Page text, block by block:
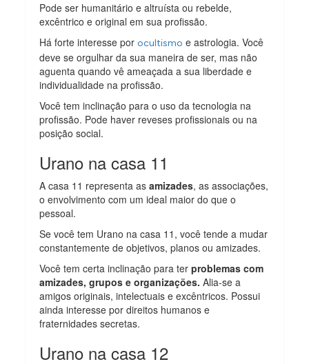
Pode ser humanitário e altruísta ou rebelde,
excêntrico e original em sua profissão.
Há forte interesse porocultismo e astrologia. Você
deve se orgulhar da sua maneira de ser, mas não
aguenta quando vê ameaçada a sua liberdade e
individualidade na profissão.
Você tem inclinação para o uso da tecnologia na
profissão. Pode haver reveses profissionais ou na
posição social.
Urano na casa 11
A casa 11 representa asamizades, as associações,
o envolvimento com um ideal maior do que o
pessoal.
Se você tem Urano na casa 11, você tende a mudar
constantemente de objetivos, planos ou amizades.
Você tem certa inclinação para terproblemas com
amizades, grupos e organizações. Alia-se a
amigos originais, intelectuais e excêntricos. Possui
ainda interesse por direitos humanos e
fraternidades secretas.
Urano na casa 12